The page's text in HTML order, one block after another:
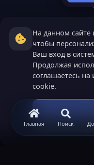
Главная Поиск
На данном сайте
чтобы
Ваш вход в
Продолжая
соглашаетесь
cookie.